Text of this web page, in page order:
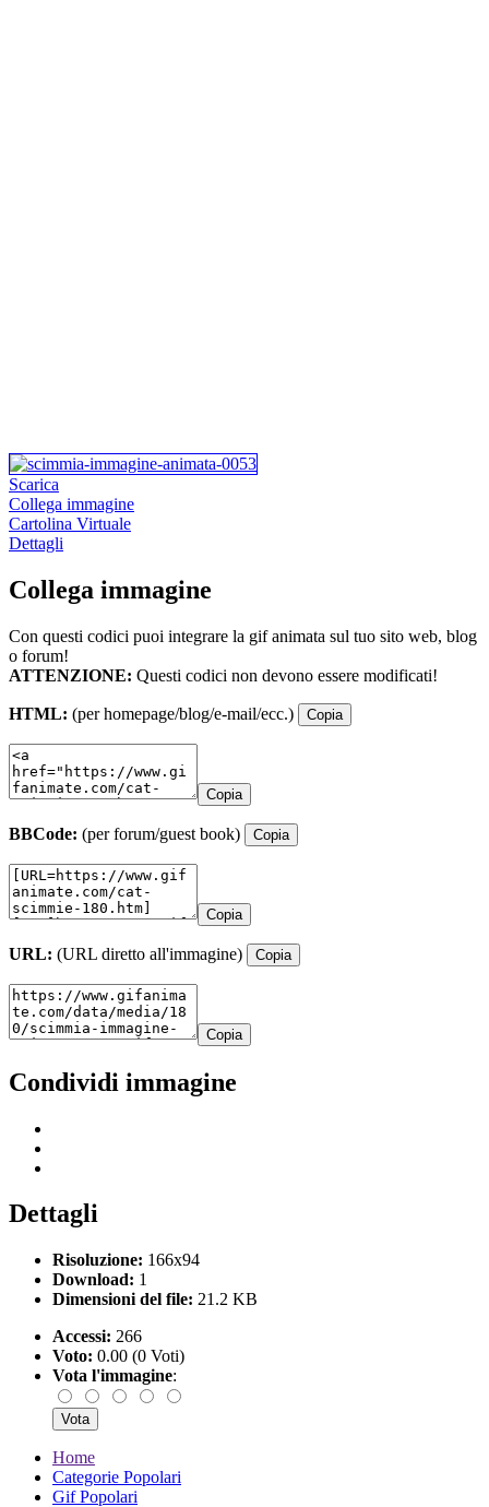
Scarica
Collega immagine
Cartolina Virtuale
Dettagli
Collega immagine
Con questi codici puoi integrare la gif animata sul tuo sito web, blog
o forum!
ATTENZIONE: Questi codici non devono essere modificati!
HTML: (per homepage/blog/e-mail/ecc.) Copia
Copia
BBCode: (per forum/guest book) Copia
Copia
URL: (URL diretto all'immagine) Copia
Copia
Condividi immagine
Dettagli
Risoluzione: 166x94
Download: 1
Dimensioni del file: 21.2 KB
Accessi: 266
Voto: 0.00 (0 Voti)
Vota l'immagine:
Home
Categorie Popolari
Gif Popolari